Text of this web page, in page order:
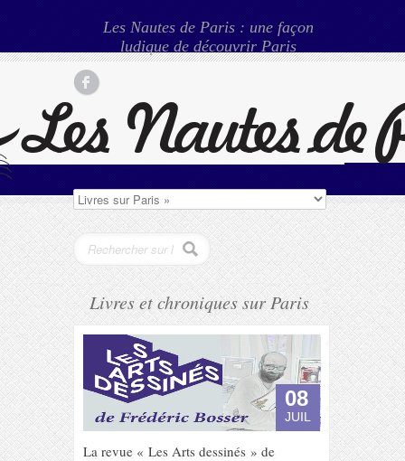
Les Nautes de Paris : une façon
ludique de découvrir Paris
Livres et chroniques sur Paris
08
JUIL
La revue « Les Arts dessinés » de